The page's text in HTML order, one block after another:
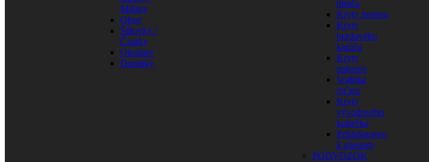
Mikiny
Obuv
Šiltovky /
Čiapky
Okuliare
Doplnky
tlmiča
Kryty motora
Kryty
brzdového
kotúča
Kryty
polepov
Vodítka
reťaze
Kryty
vývodového
koliečka
Príslušenstvo
k plastom
PODVOZOK